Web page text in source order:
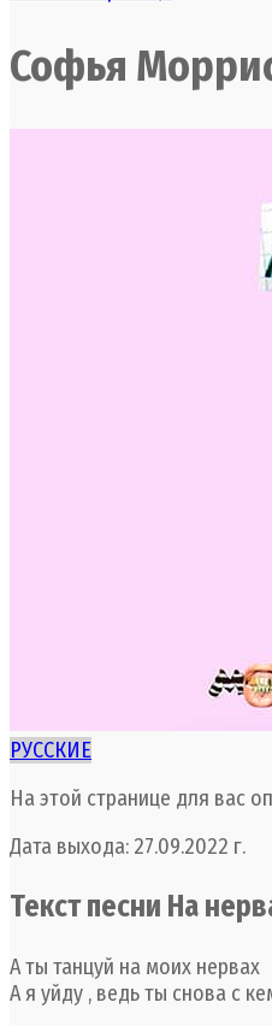
Софья
РУССКИЕ
На этой странице для вас
Дата выхода: 27.09.2022 г.
Текст песни На
А ты танцуй на моих нервах
А я уйду , ведь ты снова с